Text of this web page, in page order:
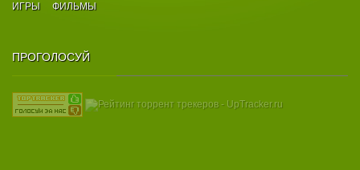
ИГРЫ ФИЛЬМЫ
ПРОГОЛОСУЙ